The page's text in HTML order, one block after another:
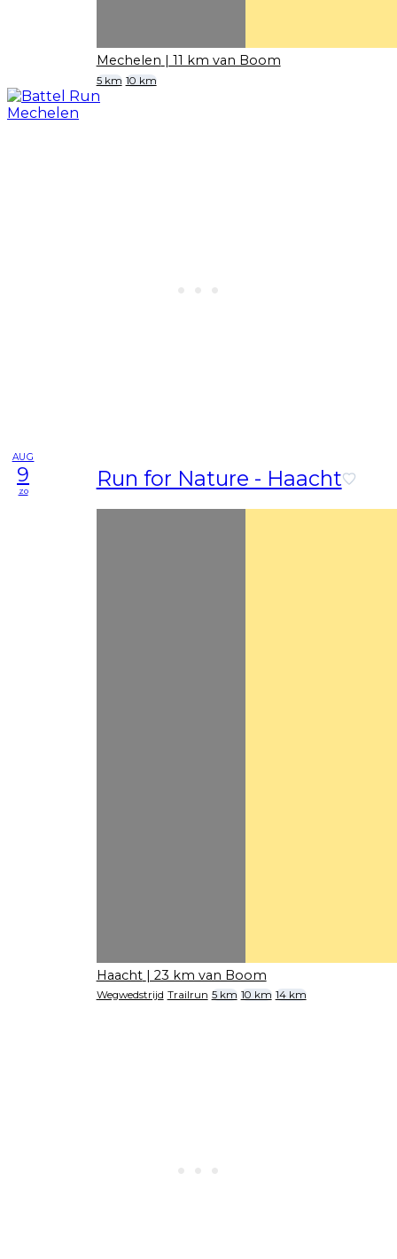
Mechelen | 11 km van Boom
5 km 10 km
AUG
9
zo Run for Nature - Haacht
Haacht | 23 km van Boom
Wegwedstrijd Trailrun 5 km 10 km 14 km